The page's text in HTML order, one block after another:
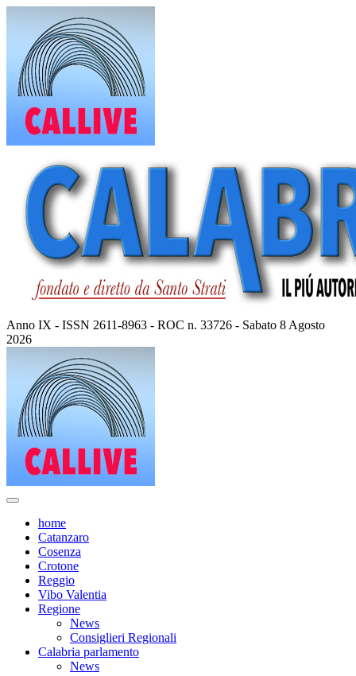
contenuto
Anno IX - ISSN 2611-8963 - ROC n. 33726 - Sabato 8 Agosto
2026
home
Catanzaro
Cosenza
Crotone
Reggio
Vibo Valentia
Regione
News
Consiglieri Regionali
Calabria parlamento
News